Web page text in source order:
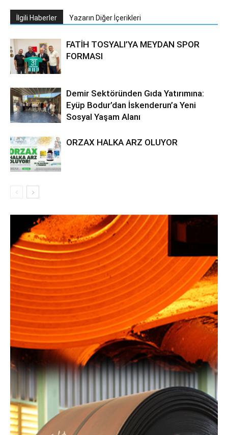
İlgili Haberler Yazarın Diğer İçerikleri
FATİH TOSYALI’YA MEYDAN SPOR
FORMASI
Demir Sektöründen Gıda Yatırımına:
Eyüp Bodur’dan İskenderun’a Yeni
Sosyal Yaşam Alanı
ORZAX HALKA ARZ OLUYOR